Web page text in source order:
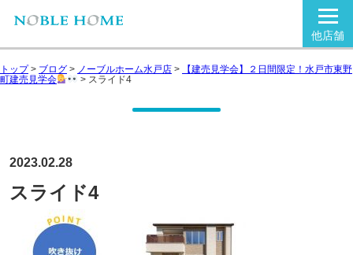
他店舗
トップ> ブログ > ノーブルホーム水戸店 >
【建売見学会】２日間限定！水戸市東野
町建売見学会
> スライド4
2023.02.28
スライド4